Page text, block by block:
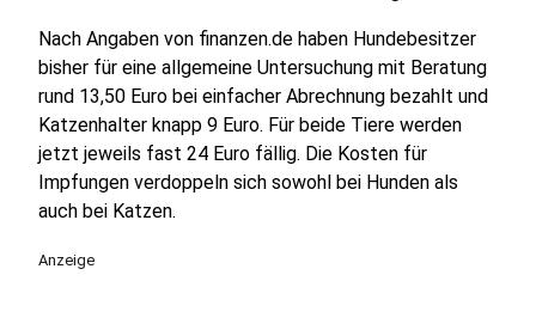
Nach Angaben von finanzen.de haben Hundebesitzer
bisher für eine allgemeine Untersuchung mit Beratung
rund 13,50 Euro bei einfacher Abrechnung bezahlt und
Katzenhalter knapp 9 Euro. Für beide Tiere werden
jetzt jeweils fast 24 Euro fällig. Die Kosten für
Impfungen verdoppeln sich sowohl bei Hunden als
auch bei Katzen.
Anzeige